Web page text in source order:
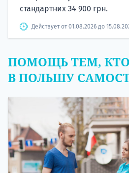
стандартних 34 900 грн.
Действует от 01.08.2026 до
ПОМОЩЬ ТЕМ,
В ПОЛЬШУ